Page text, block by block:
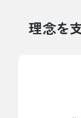
理念を